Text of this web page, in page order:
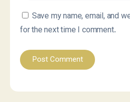
Save my name, email, and
for the next time I comment.